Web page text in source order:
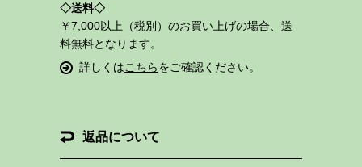
送料
￥7,000以上（税別）のお買い上げの場合、送
料無料となります。
詳しくはこちらをご確認ください。
返品について